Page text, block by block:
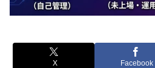
X Facebook